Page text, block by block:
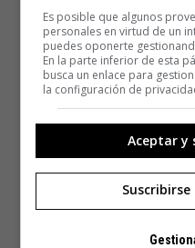
Es posible que algunos
personales en virtud de un
puedes oponerte
En la parte inferior de esta
busca un enlace para
la configuración de
Aceptar y